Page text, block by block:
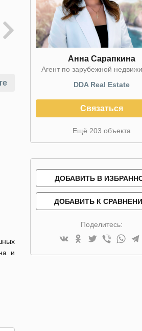
и
Анна Сарапкина
Агент по зарубежной
DDA Real Estate
Связаться
Ещё 203 объекта
ДОБАВИТЬ В
ДОБАВИТЬ К
Поделитесь: